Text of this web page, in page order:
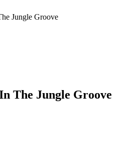
Jungle Groove
The Jungle Groove